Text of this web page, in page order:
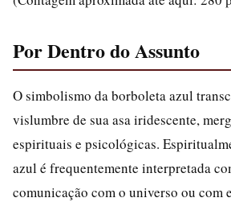
Por Dentro do Assunto
O simbolismo da borboleta azul
vislumbre de sua asa iridescente,
espirituais e psicológicas.
azul é frequentemente interpretada
comunicação com o universo ou com